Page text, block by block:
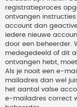
registratieproces
ontvangen
account dan
iedere nieuwe
door een beheerder.
medegedeeld of dit
ontvangen hebt,
Als je nooit een e-
mailadres dan wel
het aantal valse
e-mailadres correct